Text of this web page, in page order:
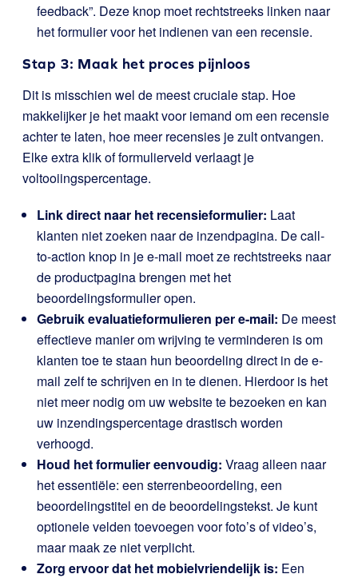
feedback”. Deze knop moet rechtstreeks linken naar
het formulier voor het indienen van een recensie.
Stap 3: Maak het proces pijnloos
Dit is misschien wel de meest cruciale stap. Hoe
makkelijker je het maakt voor iemand om een recensie
achter te laten, hoe meer recensies je zult ontvangen.
Elke extra klik of formulierveld verlaagt je
voltooiingspercentage.
Link direct naar het recensieformulier: Laat
klanten niet zoeken naar de inzendpagina. De call-
to-action knop in je e-mail moet ze rechtstreeks naar
de productpagina brengen met het
beoordelingsformulier open.
Gebruik evaluatieformulieren per e-mail: De meest
effectieve manier om wrijving te verminderen is om
klanten toe te staan hun beoordeling direct in de e-
mail zelf te schrijven en in te dienen. Hierdoor is het
niet meer nodig om uw website te bezoeken en kan
uw inzendingspercentage drastisch worden
verhoogd.
Houd het formulier eenvoudig: Vraag alleen naar
het essentiële: een sterrenbeoordeling, een
beoordelingstitel en de beoordelingstekst. Je kunt
optionele velden toevoegen voor foto’s of video’s,
maar maak ze niet verplicht.
Zorg ervoor dat het mobielvriendelijk is: Een